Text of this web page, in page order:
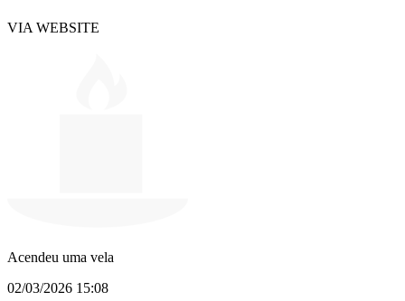
VIA WEBSITE
Acendeu uma vela
02/03/2026 15:08